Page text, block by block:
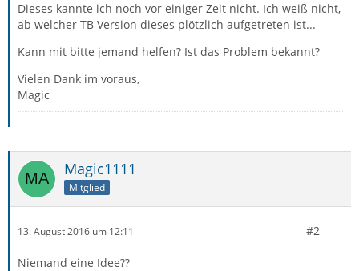
Dieses kannte ich noch vor einiger Zeit nicht. Ich weiß nicht,
ab welcher TB Version dieses plötzlich aufgetreten ist...
Kann mit bitte jemand helfen? Ist das Problem bekannt?
Vielen Dank im voraus,
Magic
Magic1111
Mitglied
13. August 2016 um 12:11 #2
Niemand eine Idee??